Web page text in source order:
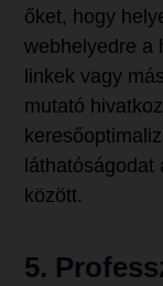
őket, hogy
webhelyedre a
linkek vagy
mutató
között.
5.